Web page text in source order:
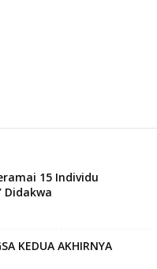
15 Individu
Didakwa
KEDUA AKHIRNYA